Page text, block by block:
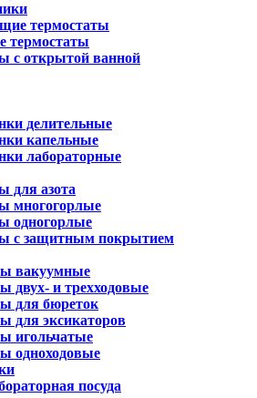
термостаты
термостаты
с открытой ванной
делительные
капельные
лабораторные
для азота
многогорлые
одногорлые
с защитным покрытием
вакуумные
двух- и трехходовые
для бюреток
для эксикаторов
игольчатые
одноходовые
посуда